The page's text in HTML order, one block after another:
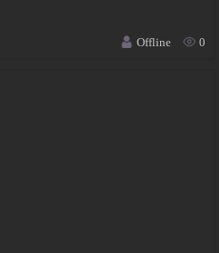
Offline
0